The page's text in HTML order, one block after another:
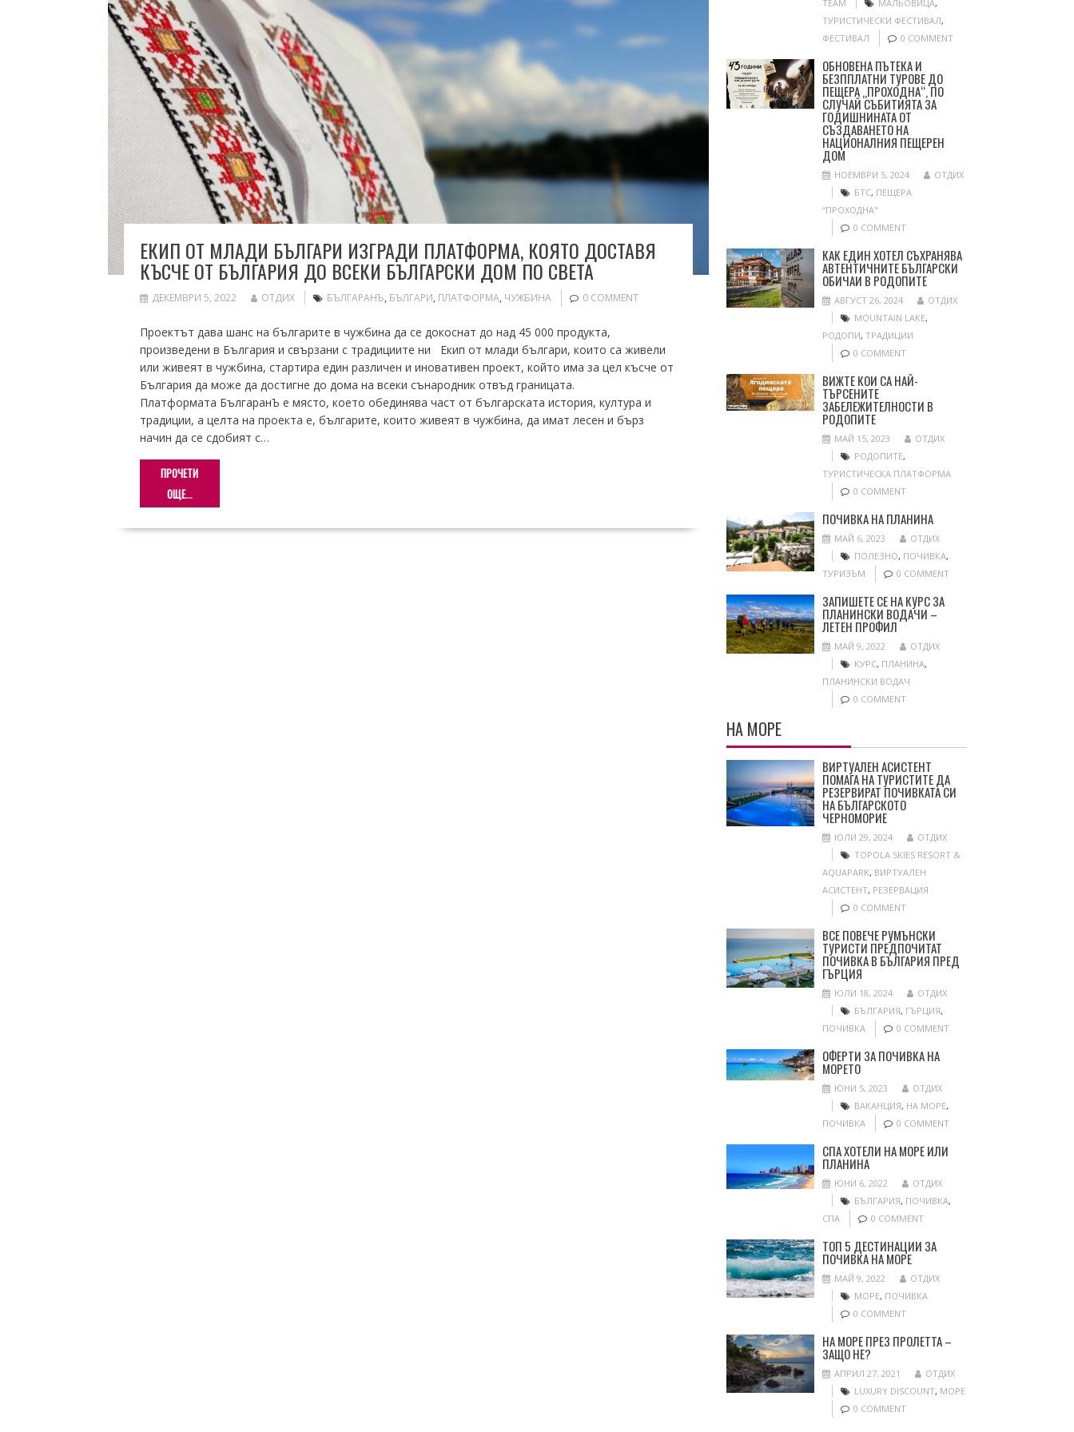
ЕКИП ОТ МЛАДИ БЪЛГАРИ ИЗГРАДИ ПЛАТФОРМА, КОЯТО ДОСТАВЯ
КЪСЧЕ ОТ БЪЛГАРИЯ ДО ВСЕКИ БЪЛГАРСКИ ДОМ ПО СВЕТА
ДЕКЕМВРИ 5, 2022 ОТДИХ БЪЛГАРАНЪ, БЪЛГАРИ, ПЛАТФОРМА, ЧУЖБИНА 0 COMMENT
Проектът дава шанс на българите в чужбина да се докоснат до над 45 000 продукта,
произведени в България и свързани с традициите ни Екип от млади българи, които са живели
или живеят в чужбина, стартира един различен и иновативен проект, който има за цел късче от
България да може да достигне до дома на всеки сънародник отвъд границата.
Платформата БългаранЪ е място, което обединява част от българската история, култура и
традиции, а целта на проекта е, българите, които живеят в чужбина, да имат лесен и бърз
начин да се сдобият с…
ПРОЧЕТИ
ОЩЕ...
TEAM
МАЛЬОВИЦА,
ТУРИСТИЧЕСКИ ФЕСТИВАЛ,
ФЕСТИВАЛ
0 COMMENT
ОБНОВЕНА ПЪТЕКА И
БЕЗППЛАТНИ ТУРОВЕ ДО
ПЕЩЕРА „ПРОХОДНА“, ПО
СЛУЧАЙ СЪБИТИЯТА ЗА
ГОДИШНИНАТА ОТ
СЪЗДАВАНЕТО НА
НАЦИОНАЛНИЯ ПЕЩЕРЕН
ДОМ
НОЕМВРИ 5, 2024
ОТДИХ
БТС, ПЕЩЕРА
“ПРОХОДНА"
0 COMMENT
КАК ЕДИН ХОТЕЛ СЪХРАНЯВА
АВТЕНТИЧНИТЕ БЪЛГАРСКИ
ОБИЧАИ В РОДОПИТЕ
АВГУСТ 26, 2024
ОТДИХ
MOUNTAIN LAKE,
РОДОПИ, ТРАДИЦИИ
0 COMMENT
ВИЖТЕ КОИ СА НАЙ-
ТЪРСЕНИТЕ
ЗАБЕЛЕЖИТЕЛНОСТИ В
РОДОПИТЕ
МАЙ 15, 2023
ОТДИХ
РОДОПИТЕ,
ТУРИСТИЧЕСКА ПЛАТФОРМА
0 COMMENT
ПОЧИВКА НА ПЛАНИНА
МАЙ 6, 2023
ОТДИХ
ПОЛЕЗНО, ПОЧИВКА,
ТУРИЗЪМ
0 COMMENT
ЗАПИШЕТЕ СЕ НА КУРС ЗА
ПЛАНИНСКИ ВОДАЧИ –
ЛЕТЕН ПРОФИЛ
МАЙ 9, 2022
ОТДИХ
КУРС, ПЛАНИНА,
ПЛАНИНСКИ ВОДАЧ
0 COMMENT
НА МОРЕ
ВИРТУАЛЕН АСИСТЕНТ
ПОМАГА НА ТУРИСТИТЕ ДА
РЕЗЕРВИРАТ ПОЧИВКАТА СИ
НА БЪЛГАРСКОТО
ЧЕРНОМОРИЕ
ЮЛИ 29, 2024
ОТДИХ
TOPOLA SKIES RESORT &
AQUAPARK, ВИРТУАЛЕН
АСИСТЕНТ, РЕЗЕРВАЦИЯ
0 COMMENT
ВСЕ ПОВЕЧЕ РУМЪНСКИ
ТУРИСТИ ПРЕДПОЧИТАТ
ПОЧИВКА В БЪЛГАРИЯ ПРЕД
ГЪРЦИЯ
ЮЛИ 18, 2024
ОТДИХ
БЪЛГАРИЯ, ГЪРЦИЯ,
ПОЧИВКА
0 COMMENT
ОФЕРТИ ЗА ПОЧИВКА НА
МОРЕТО
ЮНИ 5, 2023
ОТДИХ
ВАКАНЦИЯ, НА МОРЕ,
ПОЧИВКА
0 COMMENT
СПА ХОТЕЛИ НА МОРЕ ИЛИ
ПЛАНИНА
ЮНИ 6, 2022
ОТДИХ
БЪЛГАРИЯ, ПОЧИВКА,
СПА
0 COMMENT
ТОП 5 ДЕСТИНАЦИИ ЗА
ПОЧИВКА НА МОРЕ
МАЙ 9, 2022
ОТДИХ
МОРЕ, ПОЧИВКА
0 COMMENT
НА МОРЕ ПРЕЗ ПРОЛЕТТА –
ЗАЩО НЕ?
АПРИЛ 27, 2021
ОТДИХ
LUXURY DISCOUNT, МОРЕ
0 COMMENT